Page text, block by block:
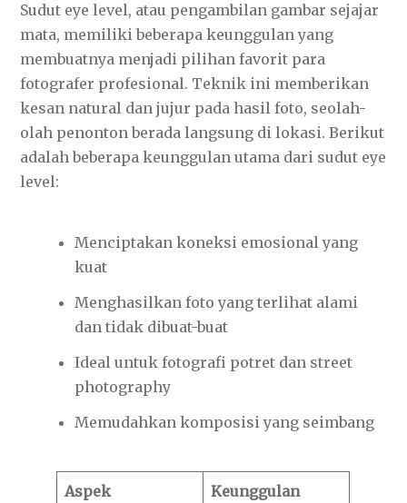
Sudut eye level, atau pengambilan gambar sejajar
mata, memiliki beberapa keunggulan yang
membuatnya menjadi pilihan favorit para
fotografer profesional. Teknik ini memberikan
kesan natural dan jujur pada hasil foto, seolah-
olah penonton berada langsung di lokasi. Berikut
adalah beberapa keunggulan utama dari sudut eye
level:
Menciptakan koneksi emosional yang
kuat
Menghasilkan foto yang terlihat alami
dan tidak dibuat-buat
Ideal untuk fotografi potret dan street
photography
Memudahkan komposisi yang seimbang
Aspek Keunggulan